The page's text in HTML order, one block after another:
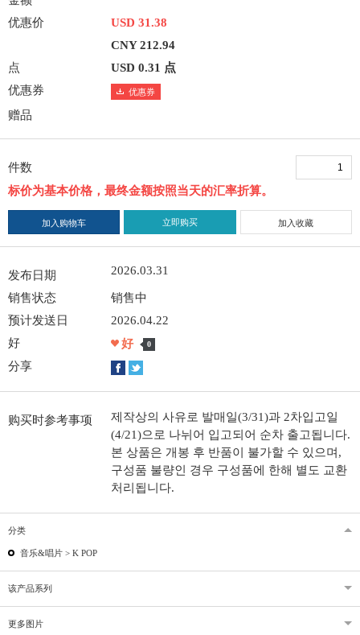
优惠价
USD 31.38
CNY 212.94
点
USD 0.31 点
优惠券
优惠券
赠品
件数
标价为基本价格，最终金额按照当天的汇率折算。
加入购物车 立即购买 加入收藏
发布日期 2026.03.31
销售状态
销售中
预计发送日
2026.04.22
好
好 0
分享
购买时参考事项
제작상의 사유로 발매일(3/31)과 2차입고일
(4/21)으로 나뉘어 입고되어 순차 출고됩니다.
본 상품은 개봉 후 반품이 불가할 수 있으며,
구성품 불량인 경우 구성품에 한해 별도 교환
처리됩니다.
分类
音乐&唱片 > K POP
该产品系列
更多图片